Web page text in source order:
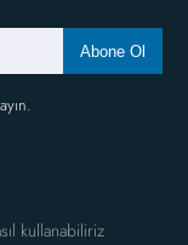
Abone Ol
kullanabiliriz